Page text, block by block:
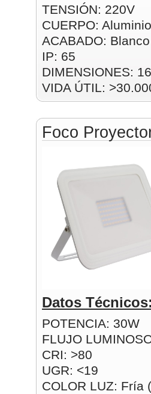
TENSIÓN: 220V
CUERPO: Aluminio
ACABADO:
IP: 65
DIMENSIONES:
VIDA ÚTIL:
Foco
Datos
POTENCIA: 30W
FLUJO
CRI: >80
UGR: <19
COLOR LUZ: Fría